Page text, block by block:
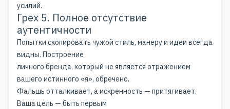
усилий.
Грех 5. Полное отсутствие
аутентичности
Попытки скопировать чужой стиль, манеру и идеи всегда
видны. Построение
личного бренда, который не является отражением
вашего истинного «я», обречено.
Фальшь отталкивает, а искренность — притягивает.
Ваша цель — быть первым